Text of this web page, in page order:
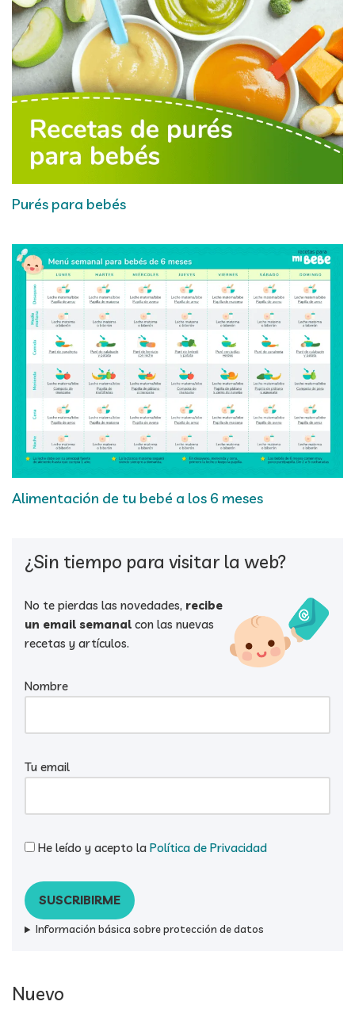
Purés para bebés
Alimentación de tu bebé a los 6 meses
¿Sin tiempo para visitar la web?
No te pierdas las novedades, recibe
un email semanal con las nuevas
recetas y artículos.
Nombre
Tu email
He leído y acepto la Política de Privacidad
Información básica sobre protección de datos
Nuevo